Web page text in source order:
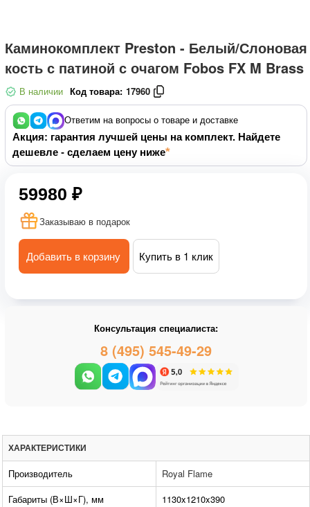
Каминокомплект Preston - Белый/Слоновая
кость с патиной с очагом Fobos FX M Brass
В наличии Код товара: 17960
Ответим на вопросы о товаре и доставке
Акция: гарантия лучшей цены на комплект. Найдете
дешевле - сделаем цену ниже
59980 ₽
Заказываю в подарок
Добавить в корзину Купить в 1 клик
Консультация специалиста:
8 (495) 545-49-29
ХАРАКТЕРИСТИКИ
Производитель
Royal Flame
Габариты (В×Ш×Г), мм
1130x1210x390